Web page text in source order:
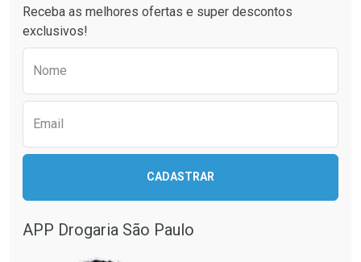
Receba as melhores ofertas e super descontos
exclusivos!
Nome
Email
CADASTRAR
APP Drogaria São Paulo